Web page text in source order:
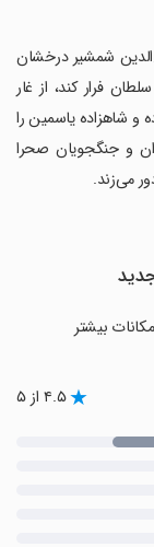
شمشیر درخشان
فرار کند، از غار
و شاهزاده یاسمین را
و جنگجویان صحرا
می‌زند.
بیشتر
۴.۵ از ۵